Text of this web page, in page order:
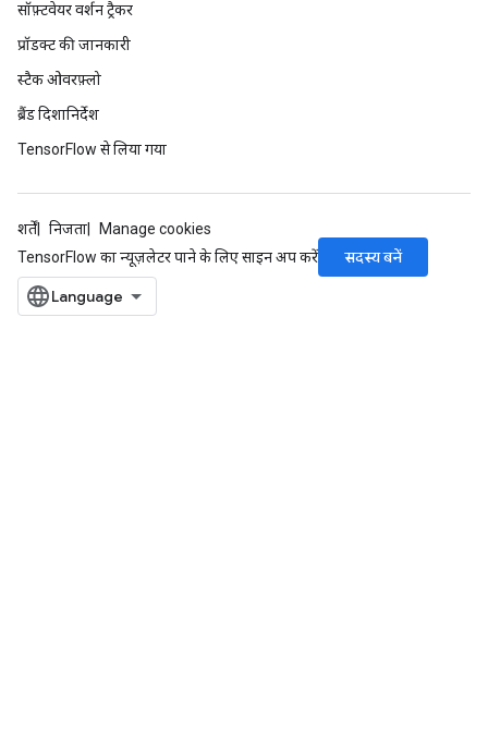
सॉफ़्टवेयर वर्शन ट्रैकर
प्रॉडक्ट की जानकारी
स्टैक ओवरफ़्लो
ब्रैंड दिशानिर्देश
TensorFlow से लिया गया
शर्तें निजता
Manage cookies
TensorFlow का न्यूज़लेटर पाने के लिए साइन अप करें
सदस्य बनें